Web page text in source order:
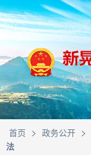
首页 > 政务公开 >
法